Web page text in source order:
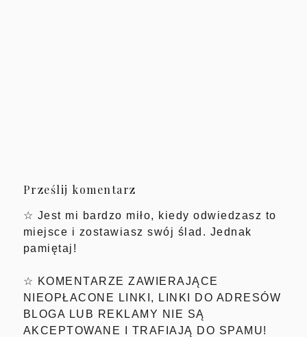
Prześlij komentarz
☆ Jest mi bardzo miło, kiedy odwiedzasz to
miejsce i zostawiasz swój ślad. Jednak
pamiętaj!
☆ KOMENTARZE ZAWIERAJĄCE
NIEOPŁACONE LINKI, LINKI DO ADRESÓW
BLOGA LUB REKLAMY NIE SĄ
AKCEPTOWANE I TRAFIAJĄ DO SPAMU!